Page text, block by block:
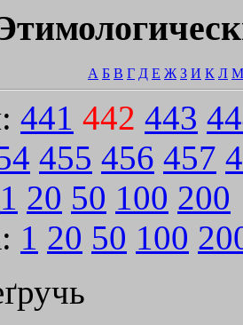
А Б В Г Д Е Ж З И К Л М
441 442 443
455 456 457
1 20 50 100 200
1 20 50 100